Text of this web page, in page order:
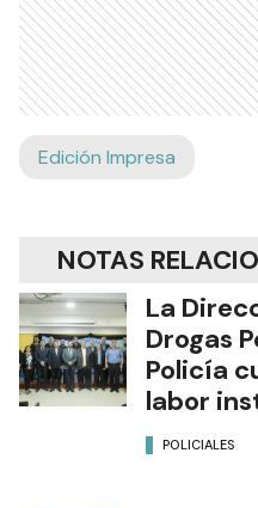
Edición Impresa
NOTAS
La
Drogas
Policía
labor
POLICIALES